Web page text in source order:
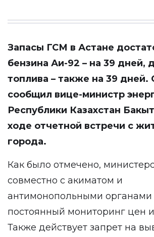
Запасы ГСМ в Астане
бензина Аи-92 – на 39 дней,
топлива – также на 39 дней.
сообщил вице-министр
Республики Казахстан
ходе отчетной встречи с
города.
Как было отмечено,
совместно с акиматом и
антимонопольными органами
постоянный мониторинг цен
Также действует запрет на